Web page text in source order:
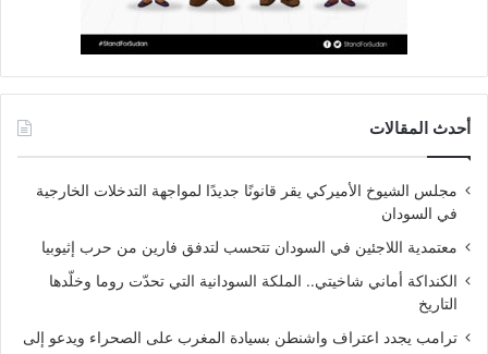
أحدث المقالات
مجلس الشيوخ الأميركي يقر قانونًا جديدًا لمواجهة التدخلات الخارجية
في السودان
معتمدية اللاجئين في السودان تتحسب لتدفق فارين من حرب إثيوبيا
الكنداكة أماني شاخيتي.. الملكة السودانية التي تحدّت روما وخلّدها
التاريخ
ترامب يجدد اعتراف واشنطن بسيادة المغرب على الصحراء ويدعو إلى